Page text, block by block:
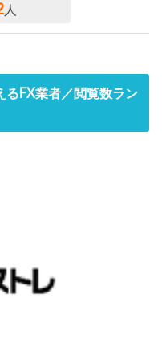
人
るFX業者／閲覧数ラン